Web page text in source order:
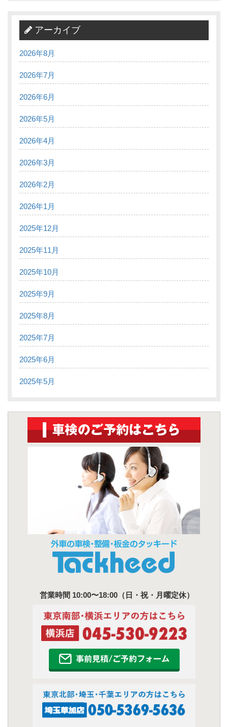
アーカイブ
2026年8月
2026年7月
2026年6月
2026年5月
2026年4月
2026年3月
2026年2月
2026年1月
2025年12月
2025年11月
2025年10月
2025年9月
2025年8月
2025年7月
2025年6月
2025年5月
営業時間 10:00〜18:00（日・祝・月曜定休）